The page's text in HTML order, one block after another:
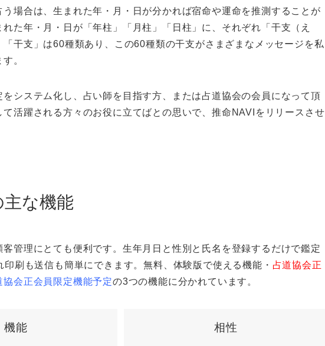
う場合は、生まれた年・月・日が分かれば宿命や運命を推測することが
た年・月・日が「年柱」「月柱」「日柱」に、それぞれ「干支（え
「干支」は60種類あり、この60種類の干支がさまざまなメッセージを私
。
をシステム化し、占い師を目指す方、または占道協会の会員になって頂
て活躍される方々のお役に立てばとの思いで、推命NAVIをリリースさせ
主な機能
客管理にとても便利です。生年月日と性別と氏名を登録するだけで鑑定
刷も送信も簡単にできます。無料、体験版で使える機能・ 占道協会正
協会正会員限定機能予定の3つの機能に分かれています。
機能 相性